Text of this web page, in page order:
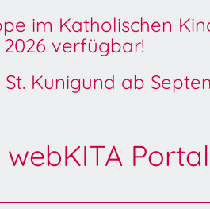
im Katholischen
verfügbar!
Kunigund ab